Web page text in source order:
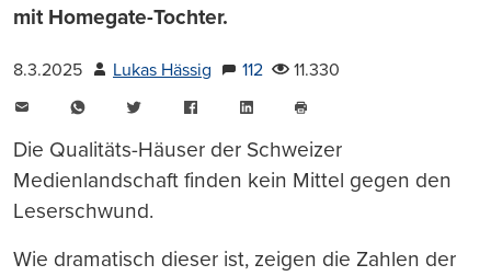
mit Homegate-Tochter.
8.3.2025 Lukas Hässig 112
11.330
WhatsAppTwitter FacebookLinkedIn
drucken
Die Qualitäts-Häuser der Schweizer
Medienlandschaft finden kein Mittel gegen den
Leserschwund.
Wie dramatisch dieser ist, zeigen die Zahlen der